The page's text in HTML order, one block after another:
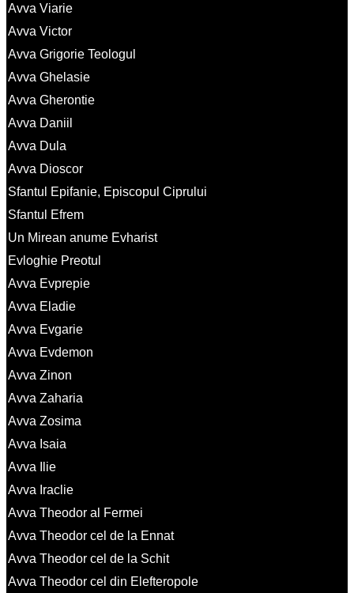
Avva Viarie
Avva Victor
Avva Grigorie Teologul
Avva Ghelasie
Avva Gherontie
Avva Daniil
Avva Dula
Avva Dioscor
Sfantul Epifanie, Episcopul Ciprului
Sfantul Efrem
Un Mirean anume Evharist
Evloghie Preotul
Avva Evprepie
Avva Eladie
Avva Evgarie
Avva Evdemon
Avva Zinon
Avva Zaharia
Avva Zosima
Avva Isaia
Avva Ilie
Avva Iraclie
Avva Theodor al Fermei
Avva Theodor cel de la Ennat
Avva Theodor cel de la Schit
Avva Theodor cel din Elefteropole